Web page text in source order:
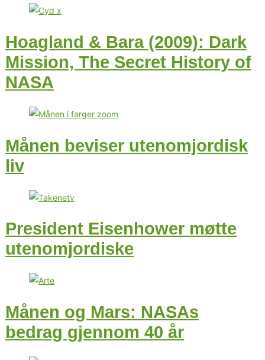
Hoagland & Bara (2009): Dark
Mission, The Secret History of
NASA
Månen beviser utenomjordisk
liv
President Eisenhower møtte
utenomjordiske
Månen og Mars: NASAs
bedrag gjennom 40 år